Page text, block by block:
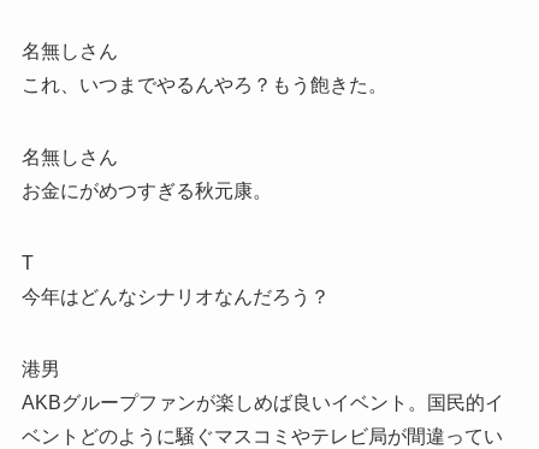
名無しさん
これ、いつまでやるんやろ？もう飽きた。
名無しさん
お金にがめつすぎる秋元康。
T
今年はどんなシナリオなんだろう？
港男
AKBグループファンが楽しめば良いイベント。国民的イ
ベントどのように騒ぐマスコミやテレビ局が間違ってい